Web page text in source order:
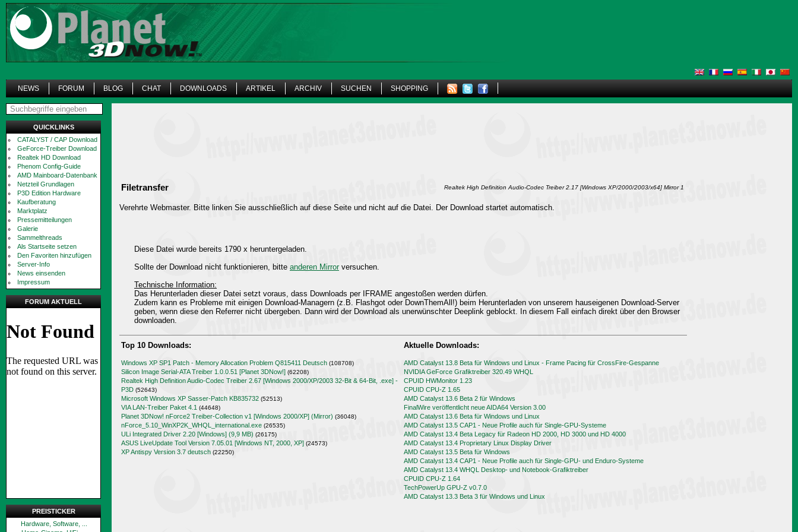
NEWS FORUM BLOG CHAT DOWNLOADS ARTIKEL ARCHIV SUCHEN SHOPPING
QUICKLINKS
CATALYST / CAP Download
GeForce-Treiber Download
Realtek HD Download
Phenom Config-Guide
AMD Mainboard-Datenbank
Netzteil Grundlagen
P3D Edition Hardware
Kaufberatung
Marktplatz
Pressemitteilungen
Galerie
Sammelthreads
Als Startseite setzen
Den Favoriten hinzufügen
Server-Info
News einsenden
Impressum
FORUM AKTUELL
PREISTICKER
Hardware, Software, ...
Filetransfer Realtek High Definition Audio-Codec Treiber 2.17 [Windows XP/2000/2003/x64] Mirror 1
Verehrte Webmaster. Bitte linken Sie ausschließlich auf diese Seite und nicht auf die Datei. Der Download startet automatisch.
Diese Datei wurde bereits 1790 x heruntergeladen.
Sollte der Download nicht funktionieren, bitte anderen Mirrorversuchen.
Technische Information:
Das Herunterladen dieser Datei setzt voraus, dass Downloads per IFRAME angestoßen werden dürfen.
Zudem kann es Probleme mit einigen Download-Managern (z.B. Flashgot oder DownThemAll!) beim Herunterladen von unserem hauseigenen Download-Server
geben, wenn diese den Referrer nicht übergeben. Dann wird der Download als unerwünschter Deeplink geblockt. In diesem Fall einfach direkt über den Browser
downloaden.
Top 10 Downloads:
Windows XP SP1 Patch - Memory Allocation Problem Q815411 Deutsch (108708)
Silicon Image Serial-ATA Treiber 1.0.0.51 [Planet 3DNow!] (62208)
Realtek High Definition Audio-Codec Treiber 2.67 [Windows 2000/XP/2003 32-Bit & 64-Bit, .exe] -
P3D (52643)
Microsoft Windows XP Sasser-Patch KB835732 (52513)
VIA LAN-Treiber Paket 4.1 (44648)
Planet 3DNow! nForce2 Treiber-Collection v1 [Windows 2000/XP] (Mirror) (36048)
nForce_5.10_WinXP2K_WHQL_international.exe (26535)
ULi Integrated Driver 2.20 [Windows] (9,9 MB) (26175)
ASUS LiveUpdate Tool Version 7.05.01 [Windows NT, 2000, XP] (24573)
XP Antispy Version 3.7 deutsch (22250)
Aktuelle Downloads:
AMD Catalyst 13.8 Beta für Windows und Linux - Frame Pacing für CrossFire-Gespanne
NVIDIA GeForce Grafiktreiber 320.49 WHQL
CPUID HWMonitor 1.23
CPUID CPU-Z 1.65
AMD Catalyst 13.6 Beta 2 für Windows
FinalWire veröffentlicht neue AIDA64 Version 3.00
AMD Catalyst 13.6 Beta für Windows und Linux
AMD Catalyst 13.5 CAP1 - Neue Profile auch für Single-GPU-Systeme
AMD Catalyst 13.4 Beta Legacy für Radeon HD 2000, HD 3000 und HD 4000
AMD Catalyst 13.4 Proprietary Linux Display Driver
AMD Catalyst 13.5 Beta für Windows
AMD Catalyst 13.4 CAP1 - Neue Profile auch für Single-GPU- und Enduro-Systeme
AMD Catalyst 13.4 WHQL Desktop- und Notebook-Grafiktreiber
CPUID CPU-Z 1.64
TechPowerUp GPU-Z v0.7.0
AMD Catalyst 13.3 Beta 3 für Windows und Linux